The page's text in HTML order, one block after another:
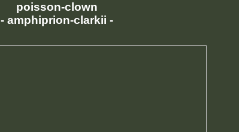
poisson-clown
- amphiprion-clarkii -